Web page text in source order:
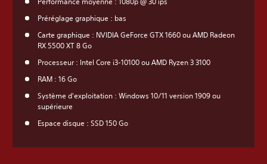
Préréglage graphique : bas
Carte graphique : NVIDIA GeForce GTX 1660 ou AMD Radeon
RX 5500 XT 8 Go
Processeur : Intel Core i3-10100 ou AMD Ryzen 3 3100
RAM : 16 Go
Système d'exploitation : Windows 10/11 version 1909 ou
supérieure
Espace disque : SSD 150 Go